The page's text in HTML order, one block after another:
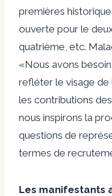
premières
ouverte pour le
quatrième, etc.
«Nous avons
refléter le visage de
les contributions
nous inspirons la
questions de
termes de
Les manifestants